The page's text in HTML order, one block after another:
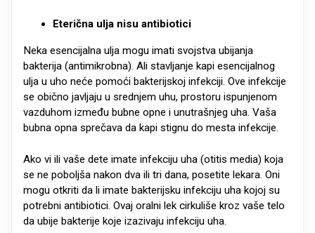
Eterična ulja nisu antibiotici
Neka esencijalna ulja mogu imati svojstva ubijanja
bakterija (antimikrobna). Ali stavljanje kapi esencijalnog
ulja u uho neće pomoći bakterijskoj infekciji. Ove infekcije
se obično javljaju u srednjem uhu, prostoru ispunjenom
vazduhom između bubne opne i unutrašnjeg uha. Vaša
bubna opna sprečava da kapi stignu do mesta infekcije.
Ako vi ili vaše dete imate infekciju uha (otitis media) koja
se ne poboljša nakon dva ili tri dana, posetite lekara. Oni
mogu otkriti da li imate bakterijsku infekciju uha kojoj su
potrebni antibiotici. Ovaj oralni lek cirkuliše kroz vaše telo
da ubije bakterije koje izazivaju infekciju uha.